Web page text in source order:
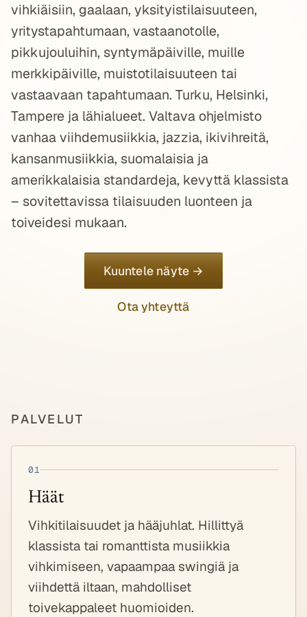
vihkiäisiin, gaalaan, yksityistilaisuuteen,
yritystapahtumaan, vastaanotolle,
pikkujouluihin, syntymäpäiville, muille
merkkipäiville, muistotilaisuuteen tai
vastaavaan tapahtumaan. Turku, Helsinki,
Tampere ja lähialueet. Valtava ohjelmisto
vanhaa viihdemusiikkia, jazzia, ikivihreitä,
kansanmusiikkia, suomalaisia ja
amerikkalaisia standardeja, kevyttä klassista
– sovitettavissa tilaisuuden luonteen ja
toiveidesi mukaan.
Kuuntele näyte →
Ota yhteyttä
PALVELUT
PALVELUT
01
Häät
Vihkitilaisuudet ja hääjuhlat. Hillittyä
klassista tai romanttista musiikkia
vihkimiseen, vapaampaa swingiä ja
viihdettä iltaan, mahdolliset
toivekappaleet huomioiden.